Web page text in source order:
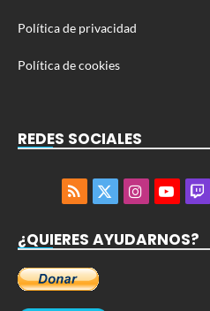
Política de privacidad
Política de cookies
REDES SOCIALES
RSS
X
InstagramYouTube
¿QUIERES AYUDARNOS?